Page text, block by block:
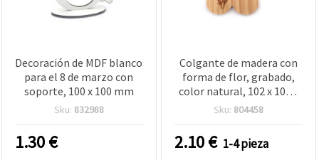
Decoración de MDF blanco
para el 8 de marzo con
soporte, 100 x 100 mm
Sku: 832988
1.30€
Colgante de madera con
forma de flor, grabado,
color natural, 102 x 102 x
10 mm, para
Sku: 804458
2.10€ 1-4 pieza